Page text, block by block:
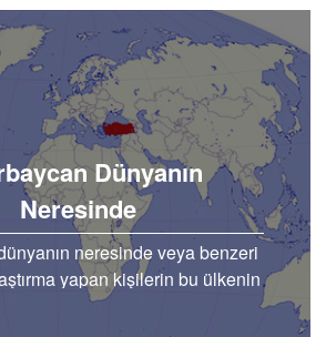
Dünyanın
Neresinde
neresinde veya benzeri
yapan kişilerin bu ülkenin
komşu olduğunu görmeleri